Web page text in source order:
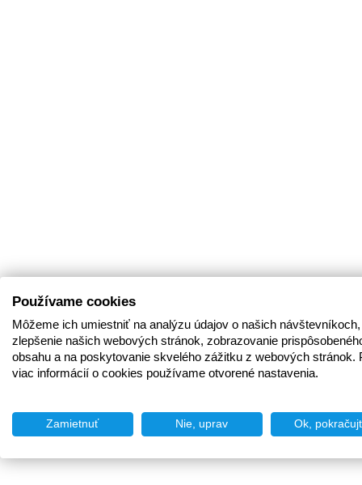
Používame cookies
Môžeme ich umiestniť na analýzu údajov o našich
zlepšenie našich webových stránok, zobrazovanie
obsahu a na poskytovanie skvelého zážitku z webových stránok.
viac informácií o cookies používame otvorené nastavenia.
Zamietnuť Nie, uprav Ok,